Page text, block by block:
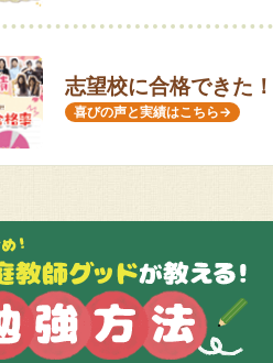
志望校に合格できた！
喜びの声と実績はこちら→